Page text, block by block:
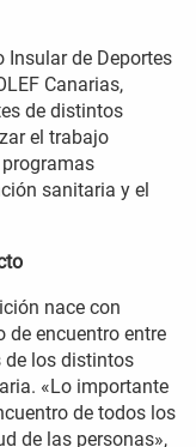
de Deportes
Canarias,
de distintos
el trabajo
sanitaria y el
nace con
encuentro entre
de los distintos
«Lo importante
de todos los
de las personas»,